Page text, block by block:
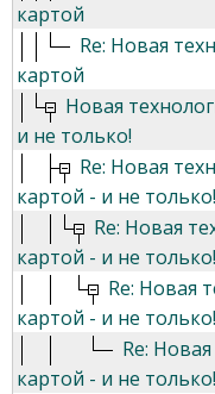
картой
Re: Новая
картой
Новая
и не только!
Re: Новая
картой - и не только!
Re: Новая
картой - и не только!
Re: Новая
картой - и не только!
Re:
картой - и не только!